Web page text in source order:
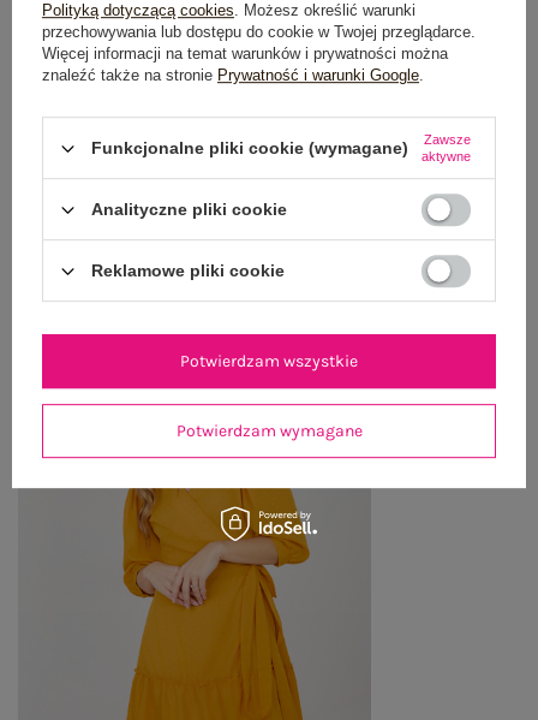
OPINIE O PRODUKCIE (0)
WYSYŁKA I DOSTAWA
ZWROTY I REKLAMACJE
OSTATNIO OGLĄDANE
Zobacz wszystko
Polityką dotyczącą cookies. Możesz określić warunki
przechowywania lub dostępu do cookie w Twojej przeglądarce.
Więcej informacji na temat warunków i prywatności można
znaleźć także na stronie Prywatność i warunki Google.
Funkcjonalne pliki cookie (wymagane)
Zawsze
aktywne
Analityczne pliki cookie
Reklamowe pliki cookie
Potwierdzam wymagane
Potwierdzam wszystkie